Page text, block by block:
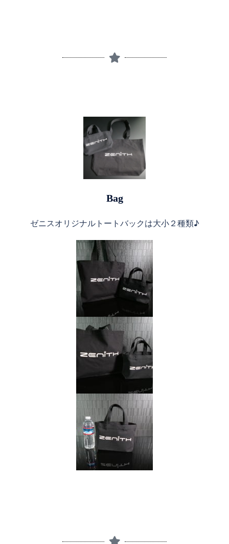
Bag
ゼニスオリジナルトートバックは大小２種類♪